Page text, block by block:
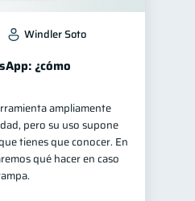
Windler Soto
¿cómo
ampliamente
pero su uso supone
tienes que conocer. En
qué hacer en caso